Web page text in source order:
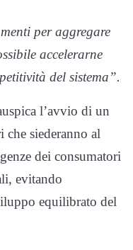
per aggregare
accelerarne
del sistema”.
l’avvio di un
siederanno al
dei consumatori
evitando
equilibrato del